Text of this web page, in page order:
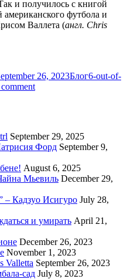
и получилось с книгой
американского футбола и
Валлета (англ. Chris
26, 2023Блог6-out-of-
on
Chris
Valletta
September 29, 2025
Форд September 9,
August 6, 2025
Мьевиль December 29,
– Кадзуо Исигуро July 28,
и умирать April 21,
December 26, 2023
November 1, 2023
Valletta September 26, 2023
сад July 8, 2023